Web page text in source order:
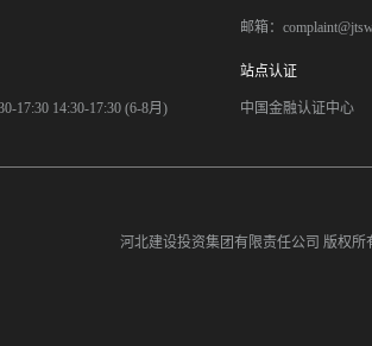
邮箱：
17:30 14:30-17:30 (6-8月)
站点认证
中国金融认证中心
河北建设投资集团有限责任公司 版权所